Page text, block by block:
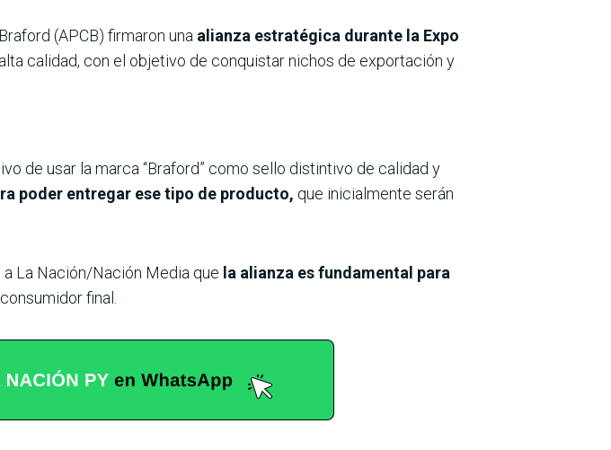
(APCB) firmaron una alianza estratégica durante la Expo
calidad, con el objetivo de conquistar nichos de exportación y
de usar la marca “Braford” como sello distintivo de calidad y
poder entregar ese tipo de producto, que inicialmente serán
La Nación/Nación Media que la alianza es fundamental para
final.